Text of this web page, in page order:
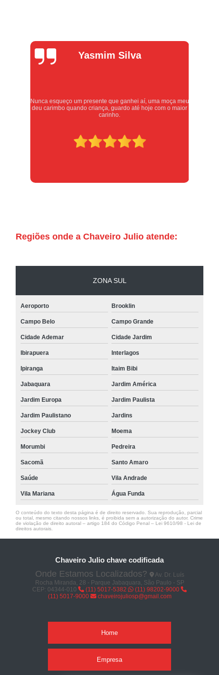
Alexandre
Oliveira
Atendimento excelente, serviços executados com carinho e
respeito. Recomendo sem dúvidas, merece 10 estrelas
Regiões onde a Chaveiro Julio atende:
ZONA SUL
Aeroporto Brooklin
Campo Belo Campo Grande
Cidade Ademar Cidade Jardim
Ibirapuera Interlagos
Ipiranga Itaim Bibi
Jabaquara Jardim América
Jardim Europa Jardim Paulista
Jardim Paulistano Jardins
Jockey Club Moema
Morumbi Pedreira
Sacomã Santo Amaro
Saúde Vila Andrade
Vila Mariana Água Funda
O conteúdo do texto desta página é de direito reservado. Sua reprodução, parcial
ou total, mesmo citando nossos links, é proibida sem a autorização do autor. Crime
de violação de direito autoral – artigo 184 do Código Penal – Lei 9610/98 - Lei de
direitos autorais
Chaveiro Julio chave codificada
Onde Estamos Localizados?
Av. Dr. Luís
Rocha Miranda, 28 - Parque Jabaquara, São Paulo - SP
CEP: 04344-010
(11) 5017-5382
(11) 98202-9000
(11) 5017-9000
chaveirojuliosp@gmail.com
Home
Empresa